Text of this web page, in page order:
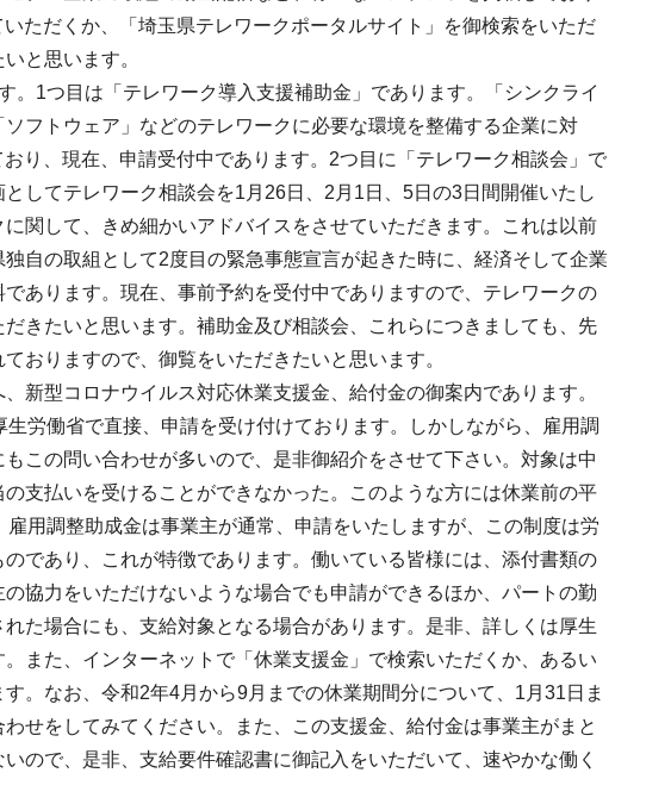
ただくか、「埼玉県テレワークポータルサイト」を御検索をいただ
と思います。
1つ目は「テレワーク導入支援補助金」であります。「シンクライ
フトウェア」などのテレワークに必要な環境を整備する企業に対
り、現在、申請受付中であります。2つ目に「テレワーク相談会」で
してテレワーク相談会を1月26日、2月1日、5日の3日間開催いたし
関して、きめ細かいアドバイスをさせていただきます。これは以前
自の取組として2度目の緊急事態宣言が起きた時に、経済そして企業
あります。現在、事前予約を受付中でありますので、テレワークの
きたいと思います。補助金及び相談会、これらにつきましても、先
おりますので、御覧をいただきたいと思います。
新型コロナウイルス対応休業支援金、給付金の御案内であります。
労働省で直接、申請を受け付けております。しかしながら、雇用調
この問い合わせが多いので、是非御紹介をさせて下さい。対象は中
支払いを受けることができなかった。このような方には休業前の平
用調整助成金は事業主が通常、申請をいたしますが、この制度は労
であり、これが特徴であります。働いている皆様には、添付書類の
協力をいただけないような場合でも申請ができるほか、パートの勤
た場合にも、支給対象となる場合があります。是非、詳しくは厚生
また、インターネットで「休業支援金」で検索いただくか、あるい
。なお、令和2年4月から9月までの休業期間分について、1月31日ま
せをしてみてください。また、この支援金、給付金は事業主がまと
ので、是非、支給要件確認書に御記入をいただいて、速やかな働く